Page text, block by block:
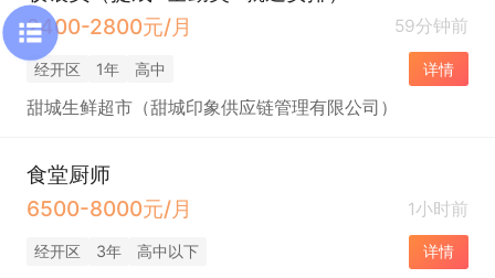
2400-2800元/月
59分钟前
经开区 1年 高中 详情
甜城生鲜超市（甜城印象供应链管理有限公司）
食堂厨师
6500-8000元/月
1小时前
经开区 3年 高中以下 详情